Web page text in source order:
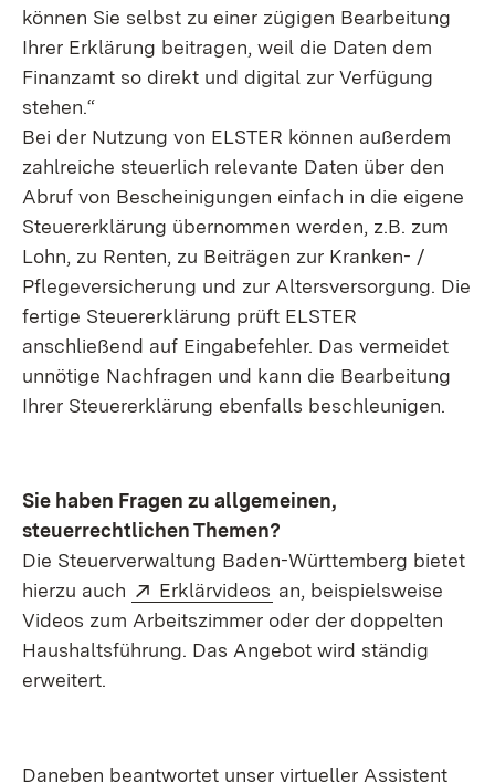
können Sie selbst zu einer zügigen Bearbeitung
Ihrer Erklärung beitragen, weil die Daten dem
Finanzamt so direkt und digital zur Verfügung
stehen.“
Bei der Nutzung von ELSTER können außerdem
zahlreiche steuerlich relevante Daten über den
Abruf von Bescheinigungen einfach in die eigene
Steuererklärung übernommen werden, z.B. zum
Lohn, zu Renten, zu Beiträgen zur Kranken- /
Pflegeversicherung und zur Altersversorgung. Die
fertige Steuererklärung prüft ELSTER
anschließend auf Eingabefehler. Das vermeidet
unnötige Nachfragen und kann die Bearbeitung
Ihrer Steuererklärung ebenfalls beschleunigen.
Sie haben Fragen zu allgemeinen,
steuerrechtlichen Themen?
Die Steuerverwaltung Baden-Württemberg bietet
hierzu auch
Extern:
Erklärvideos (Öffnet in neuem
an, beispielsweise
Videos zum Arbeitszimmer oder der doppelten
Haushaltsführung. Das Angebot wird ständig
erweitert.
Daneben beantwortet unser virtueller Assistent